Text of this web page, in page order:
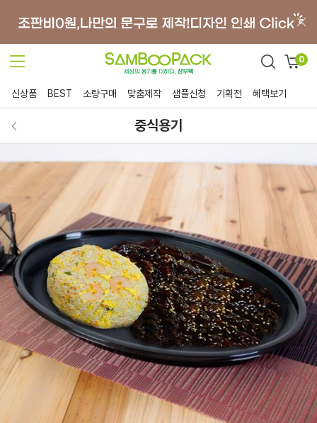
0
신상품 BEST 소량구매 맞춤제작 샘플신청 기획전 혜택보기
중식용기